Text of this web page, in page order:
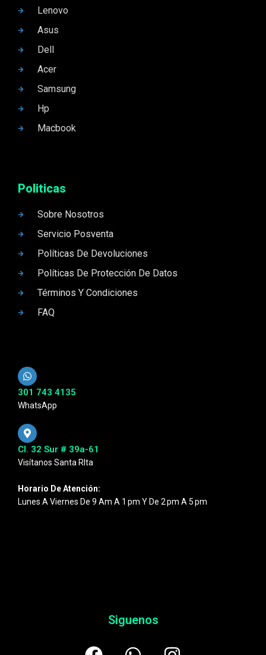
Lenovo
Asus
Dell
Acer
Samsung
Hp
Macbook
Politicas
Sobre Nosotros
Servicio Posventa
Políticas De Devoluciones
Políticas De Protección De Datos
Términos Y Condiciones
FAQ
301 743 4135
WhatsApp
Cl. 32 Sur # 39a-61
Visítanos Santa RIta
Horario De Atención:
Lunes A Viernes De 9 Am A 1 Pm Y De 2 Pm A 5 Pm
Siguenos